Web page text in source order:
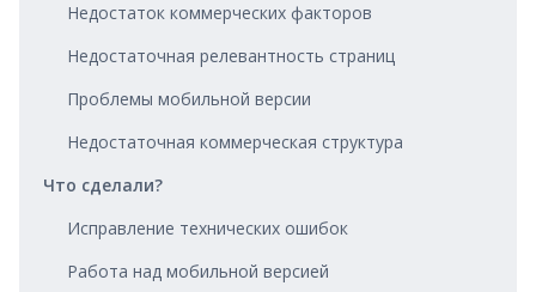
Недостаток коммерческих факторов
Недостаточная релевантность страниц
Проблемы мобильной версии
Недостаточная коммерческая структура
Что сделали?
Исправление технических ошибок
Работа над мобильной версией